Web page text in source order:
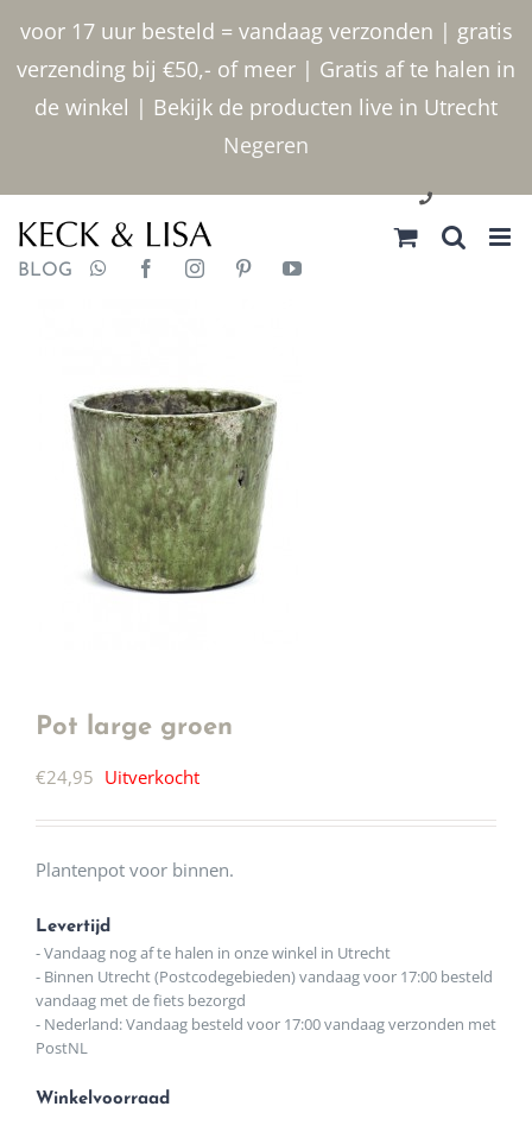
voor 17 uur besteld = vandaag verzonden | gratis
verzending bij €50,- of meer | Gratis af te halen in
de winkel | Bekijk de producten live in Utrecht
Negeren
inhoud
030 2400000
BLOG
Pot large groen
€24,95 Uitverkocht
Plantenpot voor binnen.
Levertijd
- Vandaag nog af te halen in onze winkel in Utrecht
- Binnen Utrecht (Postcodegebieden) vandaag voor 17:00 besteld
vandaag met de fiets bezorgd
- Nederland: Vandaag besteld voor 17:00 vandaag verzonden met
PostNL
Winkelvoorraad